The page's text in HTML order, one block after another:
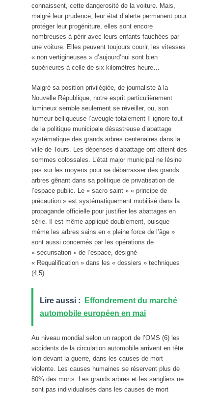
connaissent, cette dangerosité de la voiture. Mais,
malgré leur prudence, leur état d’alerte permanent pour
protéger leur progéniture, elles sont encore
nombreuses à périr avec leurs enfants fauchées par
une voiture. Elles peuvent toujours courir, les vitesses
« non vertigineuses » d’aujourd’hui sont bien
supérieures à celle de six kilomètres heure…
Malgré sa position privilégiée, de journaliste à la
Nouvelle République, notre esprit particulièrement
lumineux semble seulement se réveiller, ou, son
humeur belliqueuse l’aveugle totalement Il ignore tout
de la politique municipale désastreuse d’abattage
systématique des grands arbres centenaires dans la
ville de Tours. Les dépenses d’abattage ont atteint des
sommes colossales. L’état major municipal ne lésine
pas sur les moyens pour se débarrasser des grands
arbres gênant dans sa politique de privatisation de
l’espace public. Le « sacro saint » « principe de
précaution » est systématiquement mobilisé dans la
propagande officielle pour justifier les abattages en
série. Il est même appliqué doublement, puisque
même les arbres sains en « pleine force de l’âge »
sont aussi concernés par les opérations de
« sécurisation » de l’espace, désigné
« Requalification » dans les « dossiers » techniques
(4,5)…
Lire aussi :
Effondrement du marché
automobile européen en mai
Au niveau mondial selon un rapport de l’OMS (6) les
accidents de la circulation automobile arrivent en tête
loin devant la guerre, dans les causes de mort
violente. Les causes humaines se réservent plus de
80% des morts. Les grands arbres et les sangliers ne
sont pas individualisés dans les causes de mort